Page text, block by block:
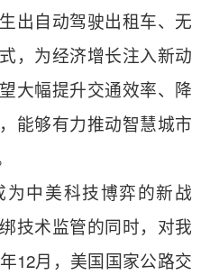
出自动驾驶出租车、无
，为经济增长注入新动
大幅提升交通效率、降
能够有力推动智慧城市
中美科技博弈的新战
技术监管的同时，对我
12月，美国国家公路交